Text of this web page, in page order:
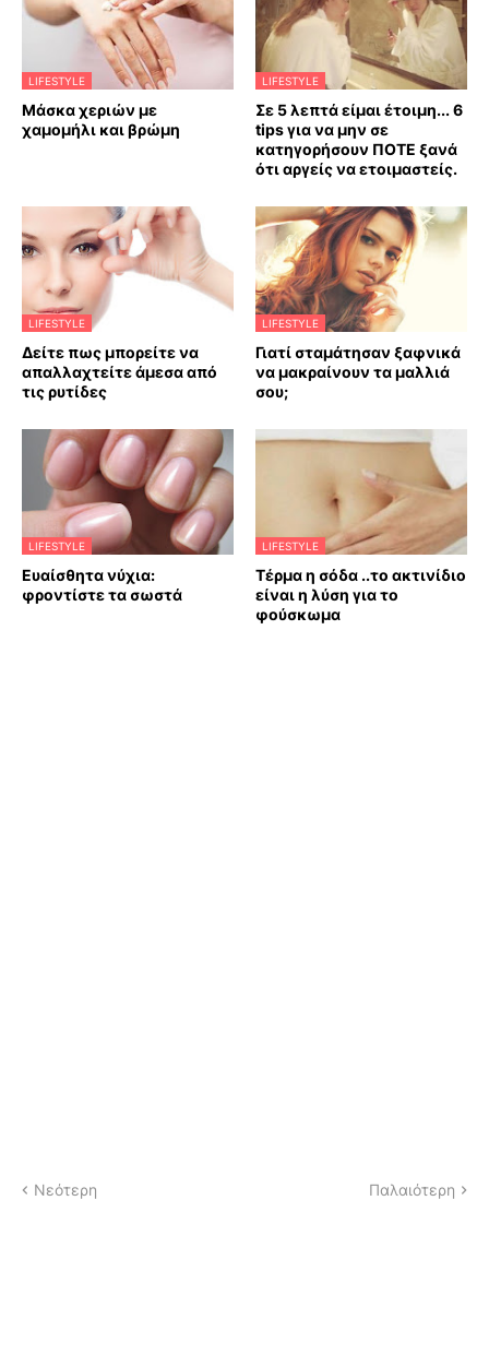
LIFESTYLE
Mάσκα χεριών με
χαμομήλι και βρώμη
LIFESTYLE
Σε 5 λεπτά είμαι έτοιμη... 6
tips για να μην σε
κατηγορήσουν ΠΟΤΕ ξανά
ότι αργείς να ετοιμαστείς.
LIFESTYLE
Δείτε πως μπορείτε να
απαλλαχτείτε άμεσα από
τις ρυτίδες
LIFESTYLE
Γιατί σταμάτησαν ξαφνικά
να μακραίνουν τα μαλλιά
σου;
LIFESTYLE
Ευαίσθητα νύχια:
φροντίστε τα σωστά
LIFESTYLE
Τέρμα η σόδα ..το ακτινίδιο
είναι η λύση για το
φούσκωμα
Νεότερη Παλαιότερη